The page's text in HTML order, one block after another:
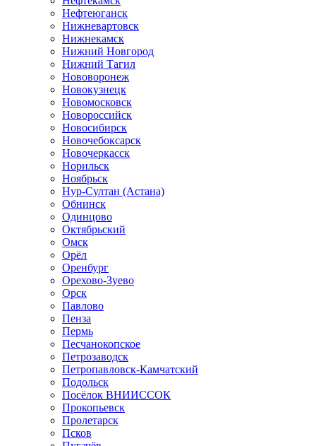
Нефтеюганск
Нижневартовск
Нижнекамск
Нижний Новгород
Нижний Тагил
Нововоронеж
Новокузнецк
Новомосковск
Новороссийск
Новосибирск
Новочебоксарск
Новочеркасск
Норильск
Ноябрьск
Нур-Султан (Астана)
Обнинск
Одинцово
Октябрьский
Омск
Орёл
Оренбург
Орехово-Зуево
Орск
Павлово
Пенза
Пермь
Песчанокопское
Петрозаводск
Петропавловск-Камчатский
Подольск
Посёлок ВНИИССОК
Прокопьевск
Пролетарск
Псков